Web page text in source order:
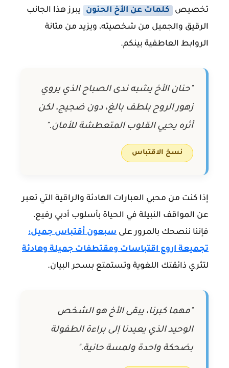
تخصيص
كلمات عن الأخ الحنون
يبرز هذا الجانب
الرقيق والجميل من شخصيته، ويزيد من متانة
الروابط العاطفية بينكم.
"حنان الأخ يشبه ندى الصباح الذي يروي
زهور الروح بلطف بالغ، دون ضجيج، لكن
أثره يحيي القلوب المتعطشة للأمان."
نسخ الاقتباس
إذا كنت من محبي العبارات الهادئة والراقية التي تعبر
عن المواقف النبيلة في الحياة بأسلوب أدبي رفيع،
فإننا ننصحك بالمرور على سبعون أقتباس جميل:
تجميعة اروع اقتباسات ومقتطفات جميلة وهادئة
لتثري ذائقتك اللغوية وتستمتع بسحر البيان.
"مهما كبرنا، يبقى الأخ هو الشخص
الوحيد الذي يعيدنا إلى براءة الطفولة
بضحكة واحدة ولمسة حانية."